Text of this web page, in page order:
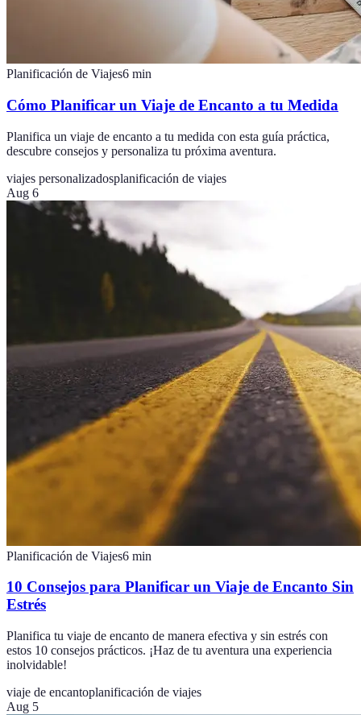
Planificación de Viajes6 min
Cómo Planificar un Viaje de Encanto a tu Medida
Planifica un viaje de encanto a tu medida con esta guía práctica,
descubre consejos y personaliza tu próxima aventura.
viajes personalizadosplanificación de viajes
Aug 6
Planificación de Viajes6 min
10 Consejos para Planificar un Viaje de Encanto Sin
Estrés
Planifica tu viaje de encanto de manera efectiva y sin estrés con
estos 10 consejos prácticos. ¡Haz de tu aventura una experiencia
inolvidable!
viaje de encantoplanificación de viajes
Aug 5